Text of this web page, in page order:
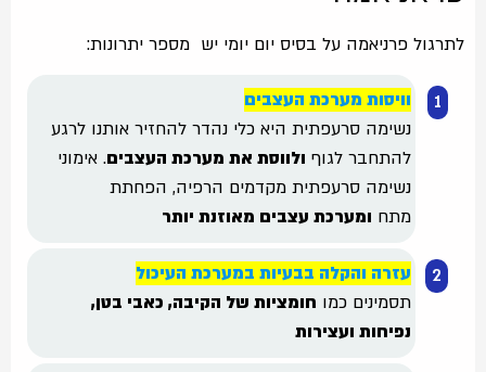
לתרגול פרניאמה על בסיס יום יומי יש מספר יתרונות:
וויסות מערכת העצבים
נשימה סרעפתית היא כלי נהדר להחזיר אותנו לרגע
להתחבר לגוף ולווסת את מערכת העצבים. אימוני
נשימה סרעפתית מקדמים הרפיה, הפחתת
מתח ומערכת עצבים מאוזנת יותר
עזרה והקלה בבעיות במערכת העיכול
תסמינים כמו חומציות של הקיבה, כאבי בטן,
נפיחות ועצירות